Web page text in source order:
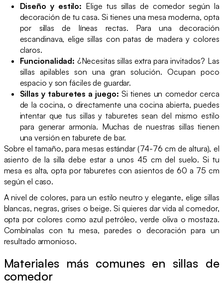
Diseño y estilo: Elige tus sillas de comedor según la
decoración de tu casa. Si tienes una mesa moderna, opta
por sillas de líneas rectas. Para una decoración
escandinava, elige sillas con patas de madera y colores
claros.
Funcionalidad: ¿Necesitas sillas extra para invitados? Las
sillas apilables son una gran solución. Ocupan poco
espacio y son fáciles de guardar.
Sillas y taburetes a juego:Si tienes un comedor cerca
de la cocina, o directamente una cocina abierta, puedes
intentar que tus sillas y taburetes sean del mismo estilo
para generar armonía. Muchas de nuestras sillas tienen
una versión en taburete de bar.
Sobre el tamaño, para mesas estándar (74-76 cm de altura), el
asiento de la silla debe estar a unos 45 cm del suelo. Si tu
mesa es alta, opta por taburetes con asientos de 60 a 75 cm
según el caso.
A nivel de colores, para un estilo neutro y elegante, elige sillas
blancas, negras, grises o beige. Si quieres dar vida al comedor,
opta por colores como azul petróleo, verde oliva o mostaza.
Combínalas con tu mesa, paredes o decoración para un
resultado armonioso.
Materiales más comunes en sillas de
comedor